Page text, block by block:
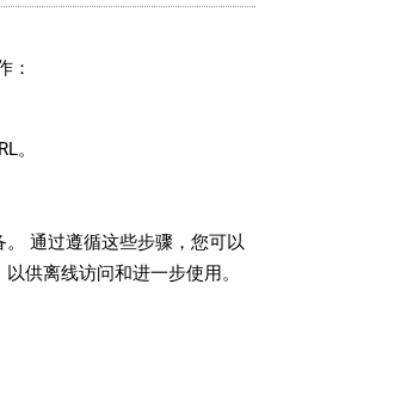
：
。
通过遵循这些步骤，您可以
供离线访问和进一步使用。